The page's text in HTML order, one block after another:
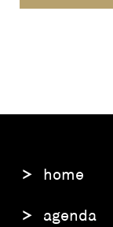
home
agenda